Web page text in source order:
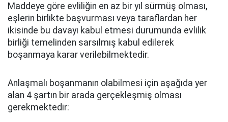
Maddeye göre evliliğin en az bir yıl sürmüş olması,
eşlerin birlikte başvurması veya taraflardan her
ikisinde bu davayı kabul etmesi durumunda evlilik
birliği temelinden sarsılmış kabul edilerek
boşanmaya karar verilebilmektedir.
Anlaşmalı boşanmanın olabilmesi için aşağıda yer
alan 4 şartın bir arada gerçekleşmiş olması
gerekmektedir: